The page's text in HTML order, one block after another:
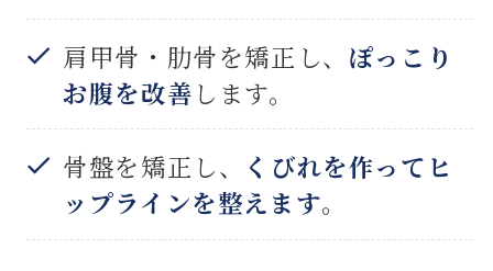
肩甲骨・肋骨を矯正し、 ぽっこり
お腹を改善します。
骨盤を矯正し、
くびれを作ってヒ
ップラインを整えます。